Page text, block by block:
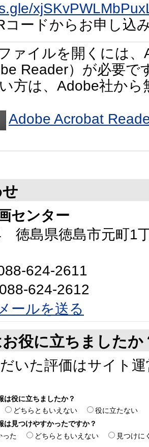
コードからお申し込
ァイルを開くには
Reader）が必要で
方は、Adobe社か
Adobe Acrobat
センター
徳島県徳島市元町1
624-2611
624-2612
ールを送る
役に立ちましたか
いた評価はサイト
は役に立ちましたか？
どちらともいえない
役に立たない
は見つけやすかったですか？
った どちらともいえない 見つけに